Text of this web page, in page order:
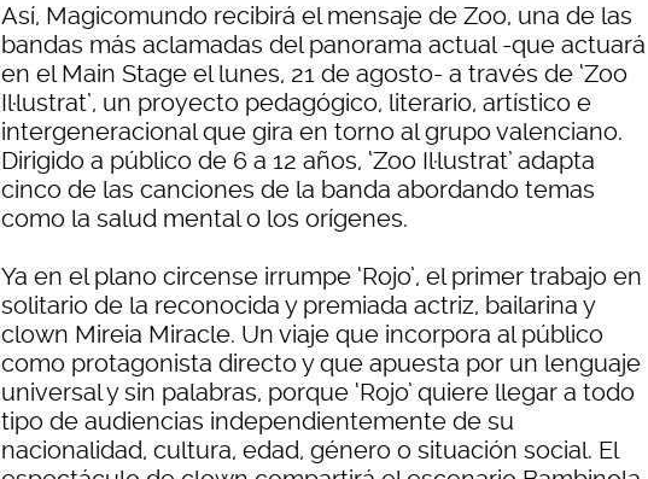
Así, Magicomundo recibirá el mensaje de Zoo, una de las
bandas más aclamadas del panorama actual -que actuará
en el Main Stage el lunes, 21 de agosto- a través de ‘Zoo
Il·lustrat’, un proyecto pedagógico, literario, artístico e
intergeneracional que gira en torno al grupo valenciano.
Dirigido a público de 6 a 12 años, ‘Zoo Il·lustrat’ adapta
cinco de las canciones de la banda abordando temas
como la salud mental o los orígenes.
Ya en el plano circense irrumpe ‘Rojo’, el primer trabajo en
solitario de la reconocida y premiada actriz, bailarina y
clown Mireia Miracle. Un viaje que incorpora al público
como protagonista directo y que apuesta por un lenguaje
universal y sin palabras, porque ‘Rojo’ quiere llegar a todo
tipo de audiencias independientemente de su
nacionalidad, cultura, edad, género o situación social. El